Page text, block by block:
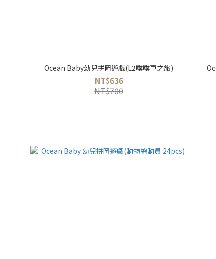
Ocean Baby幼兒拼圖遊戲(L2噗噗車之旅)
NT$636
NT$700